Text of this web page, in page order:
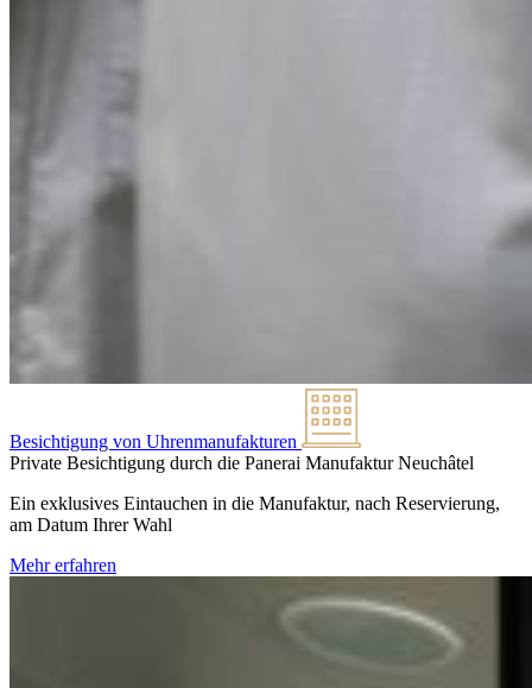
Besichtigung von Uhrenmanufakturen
Private Besichtigung durch die Panerai Manufaktur Neuchâtel
Ein exklusives Eintauchen in die Manufaktur, nach Reservierung,
am Datum Ihrer Wahl
Mehr erfahren